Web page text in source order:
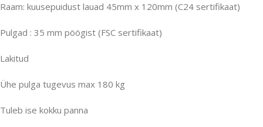
Raam: kuusepuidust lauad 45mm x 120mm (C24 sertifikaat)
Pulgad : 35 mm pöögist (FSC sertifikaat)
Lakitud
Ühe pulga tugevus max 180 kg
Tuleb ise kokku panna